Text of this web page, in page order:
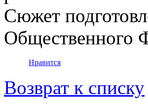
Сюжет
Общественного
Нравится
Возврат к списку